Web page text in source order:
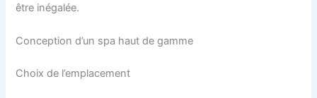
être inégalée.
Conception d’un spa haut de gamme
Choix de l’emplacement